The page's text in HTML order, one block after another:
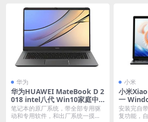
华为
华为HUAWEI MateBook D 2
018 intel八代 Win10家庭中
文版 原厂oem系统
笔记本的原厂系统，带全部专用驱
动和专用软件，和出厂系统一摸一
小米
小米
一
m系统镜
安装完自
复功能，